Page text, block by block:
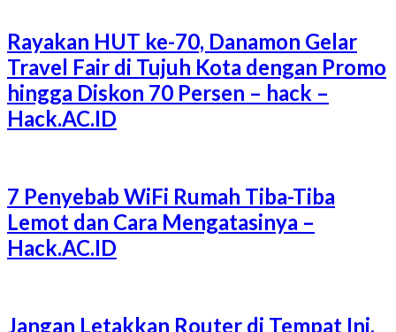
Rayakan HUT ke-70, Danamon Gelar
Travel Fair di Tujuh Kota dengan Promo
hingga Diskon 70 Persen – hack –
Hack.AC.ID
7 Penyebab WiFi Rumah Tiba-Tiba
Lemot dan Cara Mengatasinya –
Hack.AC.ID
Jangan Letakkan Router di Tempat Ini,